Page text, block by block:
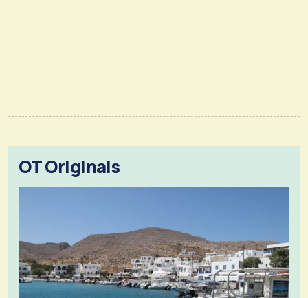
OT Originals